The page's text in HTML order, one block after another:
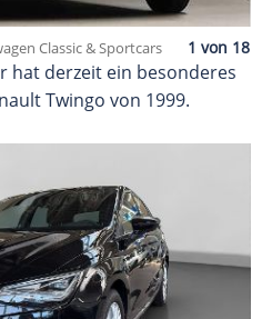
Classic & Sportcars
hat derzeit ein besonderes
Twingo von 1999.